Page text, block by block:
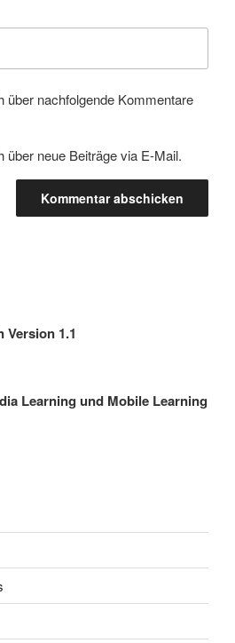
über nachfolgende Kommentare
über neue Beiträge via E-Mail.
Version 1.1
Learning und Mobile Learning